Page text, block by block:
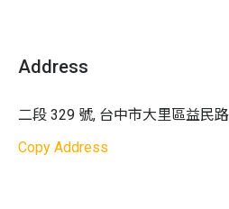
請家長在報到時，打開手機中「
一張電子折價券。如：訂購一大
6.課程進行過程會拍照或錄
寵物相關：不開放寵物進入
天氣影響：
Address
二段 329 號, 台中市大里區益民路
Copy Address